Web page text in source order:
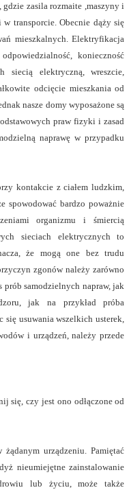
zasila rozmaite ,maszyny i
transporcie. Obecnie dąży się
mieszkalnych. Elektryfikacja
konieczność
siecią elektryczną, wreszcie,
odcięcie mieszkania od
nasze domy wyposażone są
praw fizyki i zasad
naprawę w przypadku
kontakcie z ciałem ludzkim,
spowodować bardzo poważnie
organizmu i śmiercią
sieciach elektrycznych to
że mogą one bez trudu
zgonów należy zarówno
prób samodzielnych napraw, jak
jak na przykład próba
usuwania wszelkich usterek,
i urządzeń, należy przede
się, czy jest ono odłączone od
urządzeniu. Pamiętać
nieumiejętne zainstalowanie
lub życiu, może także